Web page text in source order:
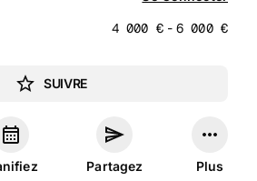
4 000 €-6 000 €
SUIVRE
Partagez Plus